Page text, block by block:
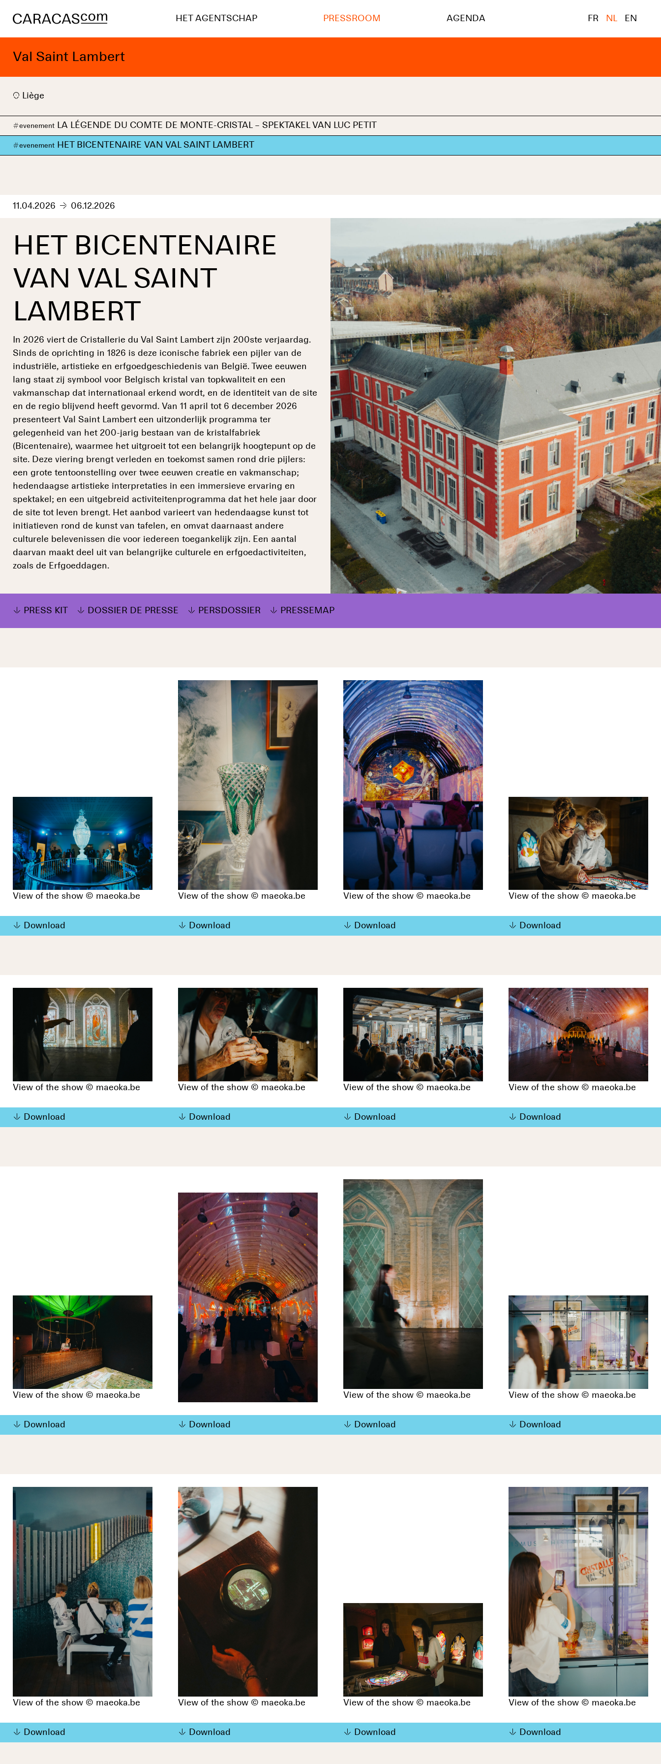
HET AGENTSCHAP PRESSROOM AGENDA FR NL EN
Val Saint Lambert
Liège
#evenement LA LÉGENDE DU COMTE DE MONTE-CRISTAL – SPEKTAKEL VAN LUC PETIT
#evenement HET BICENTENAIRE VAN VAL SAINT LAMBERT
11.04.2026 06.12.2026
HET BICENTENAIRE
VAN VAL SAINT
LAMBERT
In 2026 viert de Cristallerie du Val Saint Lambert zijn 200ste verjaardag.
Sinds de oprichting in 1826 is deze iconische fabriek een pijler van de
industriële, artistieke en erfgoedgeschiedenis van België. Twee eeuwen
lang staat zij symbool voor Belgisch kristal van topkwaliteit en een
vakmanschap dat internationaal erkend wordt, en de identiteit van de site
en de regio blijvend heeft gevormd. Van 11 april tot 6 december 2026
presenteert Val Saint Lambert een uitzonderlijk programma ter
gelegenheid van het 200-jarig bestaan van de kristalfabriek
(Bicentenaire), waarmee het uitgroeit tot een belangrijk hoogtepunt op de
site. Deze viering brengt verleden en toekomst samen rond drie pijlers:
een grote tentoonstelling over twee eeuwen creatie en vakmanschap;
hedendaagse artistieke interpretaties in een immersieve ervaring en
spektakel; en een uitgebreid activiteitenprogramma dat het hele jaar door
de site tot leven brengt. Het aanbod varieert van hedendaagse kunst tot
initiatieven rond de kunst van tafelen, en omvat daarnaast andere
culturele belevenissen die voor iedereen toegankelijk zijn. Een aantal
daarvan maakt deel uit van belangrijke culturele en erfgoedactiviteiten,
zoals de Erfgoeddagen.
PRESS KIT DOSSIER DE PRESSE PERSDOSSIER PRESSEMAP
View of the show © maeoka.be
Download
View of the show © maeoka.be
Download
View of the show © maeoka.be
Download
View of the show © maeoka.be
Download
View of the show © maeoka.be
Download
View of the show © maeoka.be
Download
View of the show © maeoka.be
Download
View of the show © maeoka.be
Download
View of the show © maeoka.be
Download Download
View of the show © maeoka.be
Download
View of the show © maeoka.be
Download
View of the show © maeoka.be
Download
View of the show © maeoka.be
Download
View of the show © maeoka.be
Download
View of the show © maeoka.be
Download